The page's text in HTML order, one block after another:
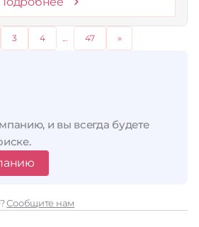
3 4 ... 47 »
и вы всегда будете
Сообщите нам